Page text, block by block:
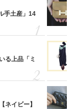
手土産」14
る上品「ミ
ネイビー】